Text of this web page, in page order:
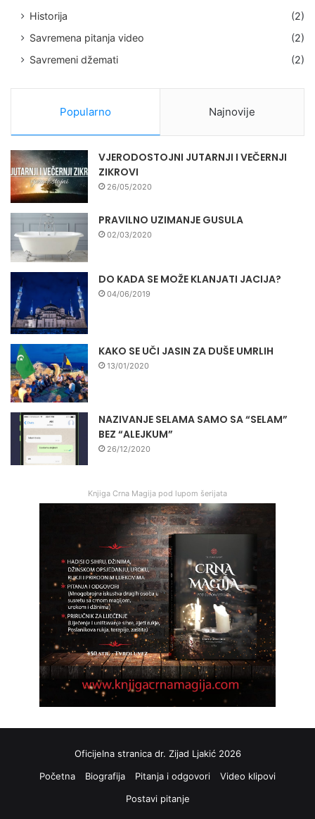
Historija
(2)
Savremena pitanja video
(2)
Savremeni džemati
(2)
Popularno Najnovije
VJERODOSTOJNI JUTARNJI I VEČERNJI
ZIKROVI
26/05/2020
PRAVILNO UZIMANJE GUSULA
02/03/2020
DO KADA SE MOŽE KLANJATI JACIJA?
04/06/2019
KAKO SE UČI JASIN ZA DUŠE UMRLIH
13/01/2020
NAZIVANJE SELAMA SAMO SA “SELAM”
BEZ “ALEJKUM”
26/12/2020
Knjiga Crna Magija pod lupom šerijata
Oficijelna stranica dr. Zijad Ljakić 2026
Početna
Biografija Pitanja i odgovori
Video klipovi
Postavi pitanje